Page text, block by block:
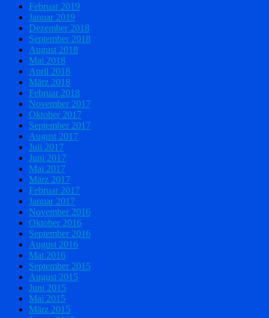
Februar 2019
Januar 2019
Dezember 2018
September 2018
August 2018
Mai 2018
April 2018
März 2018
Februar 2018
November 2017
Oktober 2017
September 2017
August 2017
Juli 2017
Juni 2017
Mai 2017
März 2017
Februar 2017
Januar 2017
November 2016
Oktober 2016
September 2016
August 2016
Mai 2016
September 2015
August 2015
Juni 2015
Mai 2015
März 2015